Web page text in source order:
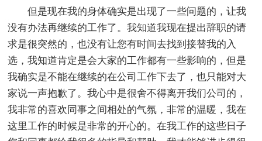
但是现在我的身体确实是出现了一些问题的，让我
没有办法再继续的工作了。我知道我现在提出辞职的请
求是很突然的，也没有让您有时间去找到接替我的入
选，我知道肯定是会大家的工作都有一些影响的，但是
我确实是不能在继续的在公司工作下去了，也只能对大
家说一声抱歉了。我心中是很舍不得离开我们公司的，
我非常的喜欢同事之间相处的气氛，非常的温暖，我在
这里工作的时候是非常的开心的。在我工作的这些日子